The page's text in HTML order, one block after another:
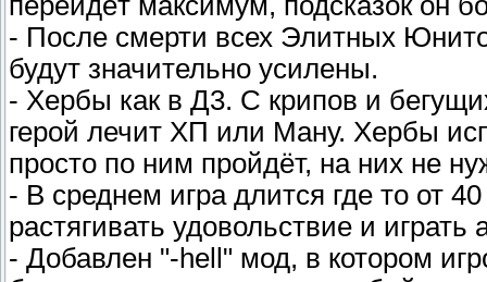
- После смерти всех Элитных
будут значительно усилены.
- Хербы как в Д3. С крипов и
герой лечит ХП или Ману. Хербы
просто по ним пройдёт, на них не
- В среднем игра длится где то от
растягивать удовольствие и
- Добавлен "-hell" мод, в котором